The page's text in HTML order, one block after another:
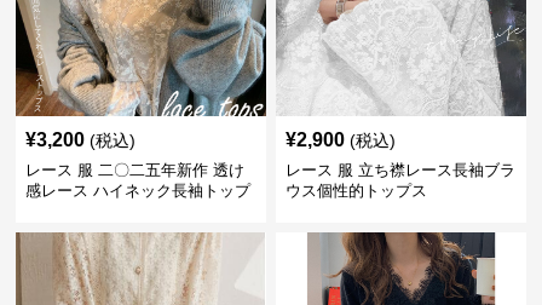
¥3,200 (税込)
レース 服 二〇二五年新作 透け
感レース ハイネック長袖トップ
¥2,900 (税込)
レース 服 立ち襟レース長袖ブラ
ウス個性的トップス